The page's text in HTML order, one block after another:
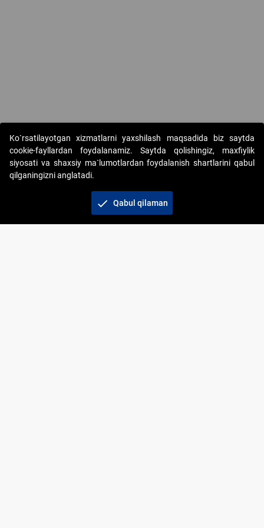
Copyright © 2017-2026. "Elektron onlayn-auksionlarni
tashkil etish" AJ. Barcha huquqlar himoyalangan
Ko`rsatilayotgan xizmatlarni yaxshilash maqsadida biz saytda
cookie-fayllardan foydalanamiz. Saytda qolishingiz, maxfiylik
siyosati va shaxsiy ma`lumotlardan foydalanish shartlarini qabul
qilganingizni anglatadi.
check Qabul qilaman